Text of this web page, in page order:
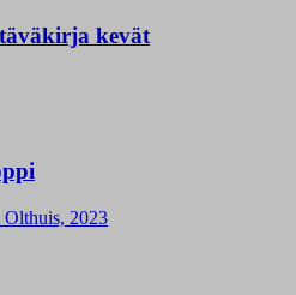
kevät
2023